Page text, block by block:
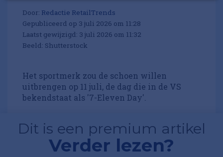
Door: Redactie RetailTrends
Gepubliceerd op 3 juli 2026 om 11:28
Laatst gewijzigd: 3 juli 2026 om 11:32
Beeld: Shutterstock
Het sportmerk zou de schoen willen
uitbrengen op 11 juli, de dag die in de VS
bekendstaat als '7-Eleven Day'.
Dit is een premium artikel
Verder lezen?